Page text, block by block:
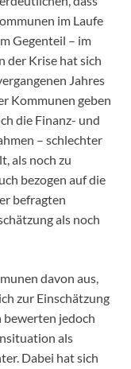
im Laufe
Gegenteil – im
der Krise hat sich
Jahres
Kommunen geben
die Finanz- und
– schlechter
als noch zu
bezogen auf die
befragten
als noch
davon aus,
zur Einschätzung
jedoch
als
Dabei hat sich